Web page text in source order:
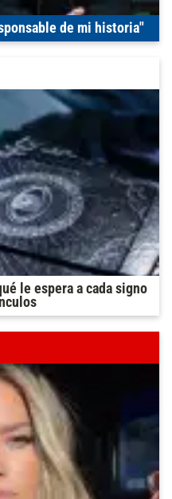
de mi historia"
le espera a cada signo